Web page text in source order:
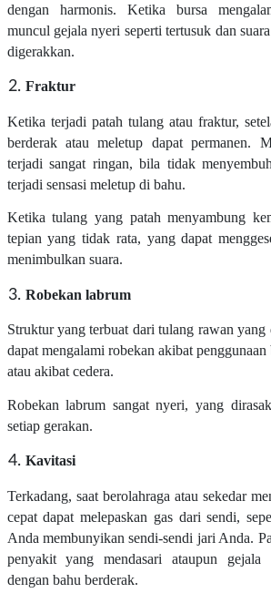
dengan harmonis. Ketika bursa
muncul gejala nyeri seperti tertusuk dan
digerakkan.
Fraktur
Ketika terjadi patah tulang atau fraktur,
berderak atau meletup dapat permanen.
terjadi sangat ringan, bila tidak
terjadi sensasi meletup di bahu.
Ketika tulang yang patah menyambung
tepian yang tidak rata, yang dapat
menimbulkan suara.
Robekan labrum
Struktur yang terbuat dari tulang rawan yang
dapat mengalami robekan akibat
atau akibat cedera.
Robekan labrum sangat nyeri, yang
setiap gerakan.
Kavitasi
Terkadang, saat berolahraga atau sekedar
cepat dapat melepaskan gas dari sendi,
Anda membunyikan sendi-sendi jari Anda.
penyakit yang mendasari ataupun
dengan bahu berderak.